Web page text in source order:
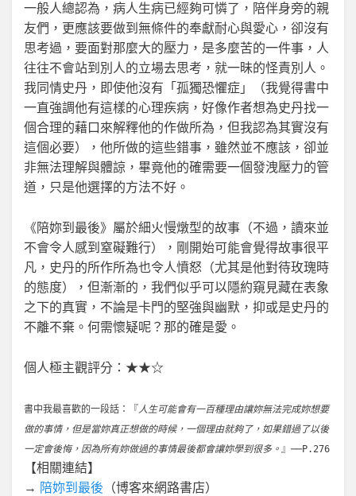
一般人總認為，病人生病已經夠可憐了，陪伴身旁的親
友們，更應該要做到無條件的奉獻耐心與愛心，卻沒有
思考過，要面對那麼大的壓力，是多麼苦的一件事，人
往往不會站到別人的立場去思考，就一昧的怪責別人。
我同情史丹，即使他沒有「孤獨恐懼症」（我覺得書中
一直強調他有這樣的心理疾病，好像作者想為史丹找一
個合理的藉口來解釋他的作做所為，但我認為其實沒有
這個必要），他所做的這些錯事，雖然並不應該，卻並
非無法理解與體諒，畢竟他的確需要一個發洩壓力的管
道，只是他選擇的方法不好。
《陪妳到最後》屬於細火慢燉型的故事（不過，讀來並
不會令人感到窒礙難行），剛開始可能會覺得故事很平
凡，史丹的所作所為也令人憤怒（尤其是他對待玫瑰時
的態度），但漸漸的，我們似乎可以隱約窺見藏在表象
之下的真實，不論是卡門的堅強與幽默，抑或是史丹的
不離不棄。何需懷疑呢？那的確是愛。
個人極主觀評分：★★☆
書中我最喜歡的一段話：『 人生可能會有一百種理由讓妳無法完成妳想要
做的事情，但是當妳真正想做的時候，一個理由就夠了，如果錯過了以後
一定會後悔，因為所有妳做過的事情最後都會讓妳學到很多。 』──P.276
【相關連結】
→ 陪妳到最後 （博客來網路書店）